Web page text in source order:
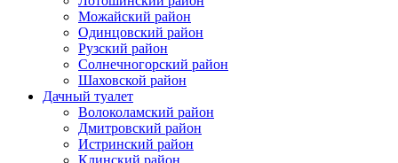
Можайский район
Одинцовский район
Рузский район
Солнечногорский район
Шаховской район
Дачный туалет
Волоколамский район
Дмитровский район
Истринский район
Клинский район